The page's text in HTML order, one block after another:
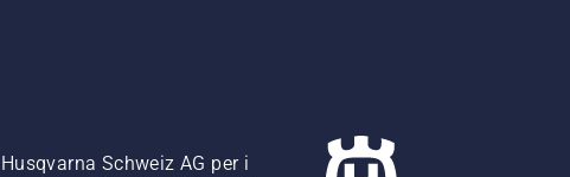
Schweiz AG per i